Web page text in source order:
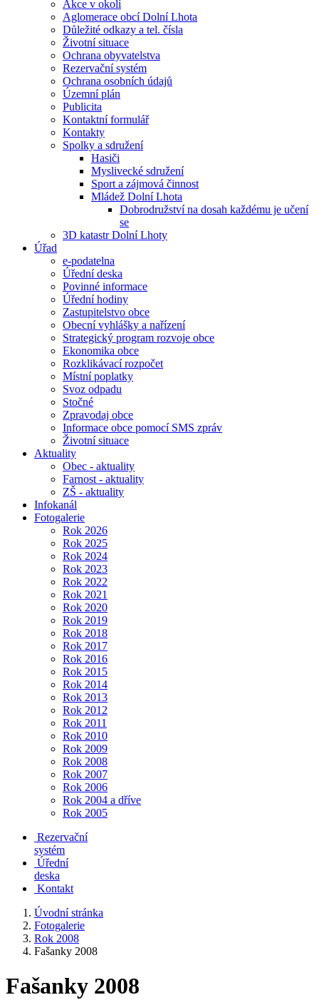
Akce v okolí
Aglomerace obcí Dolní Lhota
Důležité odkazy a tel. čísla
Životní situace
Ochrana obyvatelstva
Rezervační systém
Ochrana osobních údajů
Územní plán
Publicita
Kontaktní formulář
Kontakty
Spolky a sdružení
Hasiči
Myslivecké sdružení
Sport a zájmová činnost
Mládež Dolní Lhota
Dobrodružství na dosah každému je učení
se
3D katastr Dolní Lhoty
Úřad
e-podatelna
Úřední deska
Povinné informace
Úřední hodiny
Zastupitelstvo obce
Obecní vyhlášky a nařízení
Strategický program rozvoje obce
Ekonomika obce
Rozklikávací rozpočet
Místní poplatky
Svoz odpadu
Stočné
Zpravodaj obce
Informace obce pomocí SMS zpráv
Životní situace
Aktuality
Obec - aktuality
Farnost - aktuality
ZŠ - aktuality
Infokanál
Fotogalerie
Rok 2026
Rok 2025
Rok 2024
Rok 2023
Rok 2022
Rok 2021
Rok 2020
Rok 2019
Rok 2018
Rok 2017
Rok 2016
Rok 2015
Rok 2014
Rok 2013
Rok 2012
Rok 2011
Rok 2010
Rok 2009
Rok 2008
Rok 2007
Rok 2006
Rok 2004 a dříve
Rok 2005
Rezervační
systém
Úřední
deska
Kontakt
Úvodní stránka
Fotogalerie
Rok 2008
Fašanky 2008
Fašanky 2008